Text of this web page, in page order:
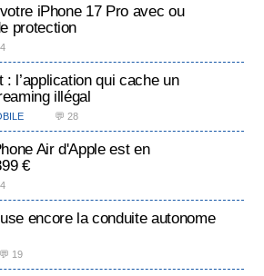
iPhone 17 Pro avec ou
protection
: l’application qui cache un
illégal
💬 28
Air d'Apple est en
€
encore la conduite autonome
💬 19